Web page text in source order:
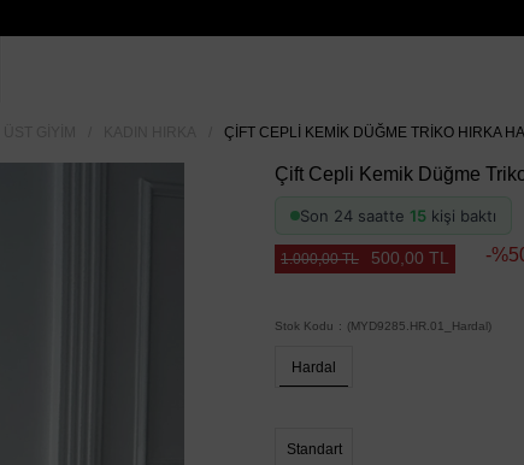
ÇIFT CEPLI KEMIK DÜĞME TRIKO HIRKA
Çift Cepli Kemik Düğme
Son 24 saatte 15 kişi baktı
1.000,00 TL 500,00 TL
Stok Kodu (MYD9285.HR.01_Hardal)
Hardal
Standart